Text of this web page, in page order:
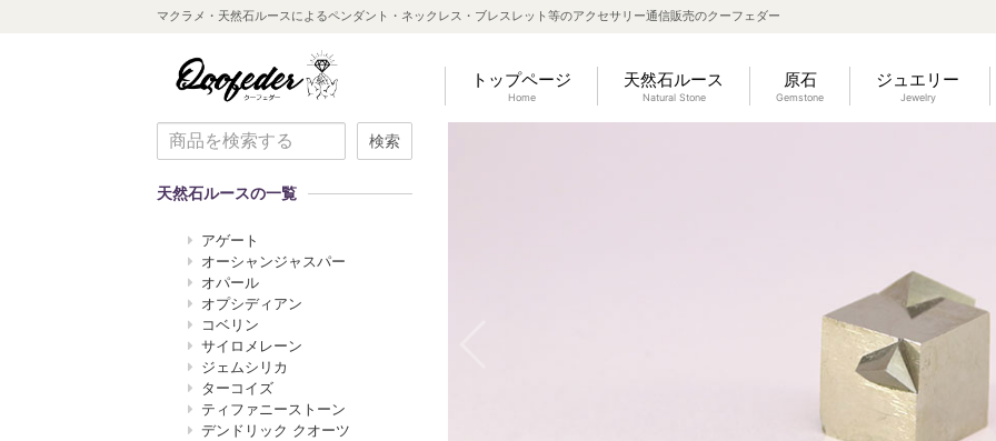
マクラメ・天然石ルースによるペンダント・ネックレス・ブレスレット等のアクセサリー通信販売のクーフェダー
トップページ
Home
天然石ルース
Natural Stone
原石
Gemstone
ジュエリー
Jewelry
検索
天然石ルースの一覧
アゲート
オーシャンジャスパー
オパール
オプシディアン
コベリン
サイロメレーン
ジェムシリカ
ターコイズ
ティファニーストーン
デンドリック クオーツ